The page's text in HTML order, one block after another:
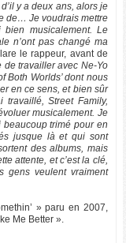
y a deux ans, alors je
de… Je voudrais mettre
musicalement. Le
n’ont pas changé ma
le rappeur, avant de
de travailler avec Ne-Yo
Both Worlds’ dont nous
en ce sens, et bien sûr
travaillé, Street Family,
musicalement. Je
beaucoup trimé pour en
jusque là et qui sont
des albums, mais
attente, et c’est la clé,
gens veulent vraiment
» paru en 2007,
Me Better ».